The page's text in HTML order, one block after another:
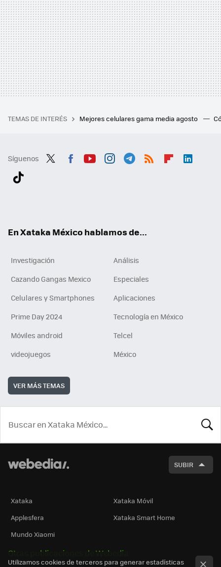
TEMAS DE INTERÉS Mejores celulares gama media agosto
Síguenos
En Xataka México hablamos de...
Investigación
Análisis
Cazando Gangas Mexico
Especiales
Celulares y Smartphones
Aplicaciones
Prime Day 2024
Tecnología en México
Móviles android
Telcel
videojuegos
México
VER MÁS TEMAS
SUBIR
Xataka
Xataka Móvil
Applesfera
Xataka Smart Home
Mundo Xiaomi
Otras publicaciones de Webedia
Utilizamos cookies de terceros para generar estadísticas